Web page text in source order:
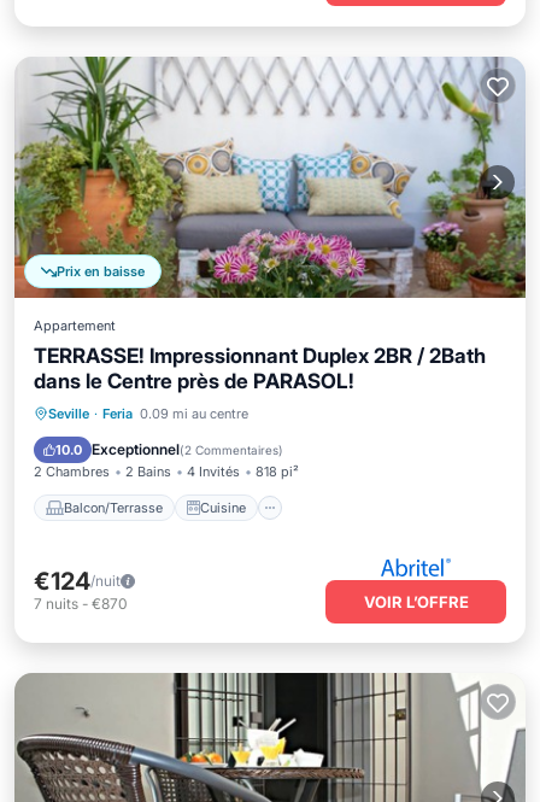
Prix en baisse
Appartement
TERRASSE! Impressionnant Duplex 2BR / 2Bath
dans le Centre près de PARASOL!
Seville · Feria 0.09 mi au centre
10.0 Exceptionnel(2 Commentaires)
2 Chambres 2 Bains 4 Invités 818 pi²
Balcon/Terrasse Cuisine
Balcon/Terrasse
Climatisation
Internet
€124/nuit
7 nuits - €870 VOIR L’OFFRE